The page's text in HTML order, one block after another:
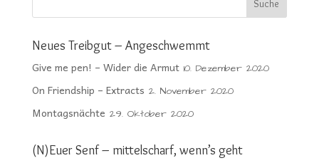
Neues Treibgut – Angeschwemmt
Give me pen! – Wider die Armut 10. Dezember 2020
On Friendship – Extracts 2. November 2020
Montagsnächte 29. Oktober 2020
(N)Euer Senf – mittelscharf, wenn’s geht